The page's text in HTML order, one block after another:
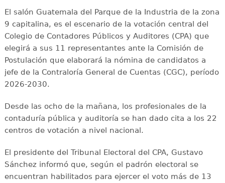
El salón Guatemala del Parque de la Industria de la zona
9 capitalina, es el escenario de la votación central del
Colegio de Contadores Públicos y Auditores (CPA) que
elegirá a sus 11 representantes ante la Comisión de
Postulación que elaborará la nómina de candidatos a
jefe de la Contraloría General de Cuentas (CGC), período
2026-2030.
Desde las ocho de la mañana, los profesionales de la
contaduría pública y auditoría se han dado cita a los 22
centros de votación a nivel nacional.
El presidente del Tribunal Electoral del CPA, Gustavo
Sánchez informó que, según el padrón electoral se
encuentran habilitados para ejercer el voto más de 13